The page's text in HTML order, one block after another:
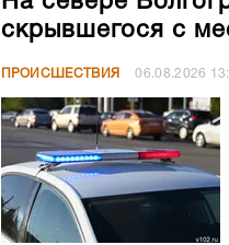
скрывшегося с
ПРОИСШЕСТВИЯ 06.08.2026